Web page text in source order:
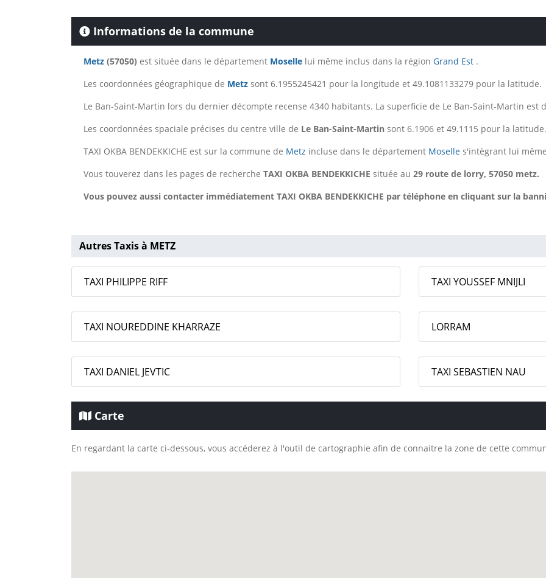
Informations de la commune
Metz (57050) est située dans le département Moselle lui même inclus dans la région Grand Est .
Les coordonnées géographique de Metz sont 6.1955245421 pour la longitude et 49.1081133279 pour la latitude.
Le Ban-Saint-Martin lors du dernier décompte recense 4340 habitants. La superficie de Le Ban-Saint-Martin est
Les coordonnées spaciale précises du centre ville de Le Ban-Saint-Martin sont 6.1906 et 49.1115 pour la latitude.
TAXI OKBA BENDEKKICHE est sur la commune de Metz incluse dans le département Moselle s'intègrant lui
Vous touverez dans les pages de recherche TAXI OKBA BENDEKKICHE située au 29 route de lorry, 57050 metz.
Vous pouvez aussi contacter immédiatement TAXI OKBA BENDEKKICHE par téléphone en cliquant sur la
Autres Taxis à METZ
TAXI PHILIPPE RIFF TAXI YOUSSEF MNIJLI
TAXI NOUREDDINE KHARRAZE LORRAM
TAXI DANIEL JEVTIC TAXI SEBASTIEN NAU
Carte
En regardant la carte ci-dessous, vous accéderez à l'outil de cartographie afin de connaitre la zone de cette